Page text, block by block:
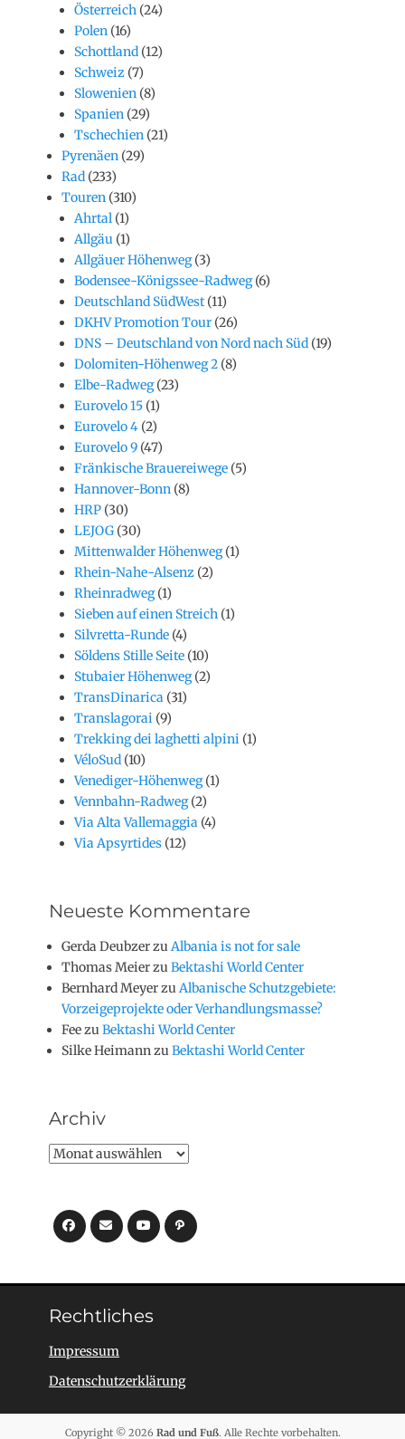
Österreich (24)
Polen (16)
Schottland (12)
Schweiz (7)
Slowenien (8)
Spanien (29)
Tschechien (21)
Pyrenäen (29)
Rad (233)
Touren (310)
Ahrtal (1)
Allgäu (1)
Allgäuer Höhenweg(3)
Bodensee-Königssee-Radweg(6)
Deutschland SüdWest(11)
DKHV Promotion Tour (26)
DNS – Deutschland von Nord nach Süd (19)
Dolomiten-Höhenweg 2 (8)
Elbe-Radweg(23)
Eurovelo 15 (1)
Eurovelo 4 (2)
Eurovelo 9 (47)
Fränkische Brauereiwege (5)
Hannover-Bonn (8)
HRP (30)
LEJOG (30)
Mittenwalder Höhenweg(1)
Rhein-Nahe-Alsenz (2)
Rheinradweg(1)
Sieben auf einen Streich (1)
Silvretta-Runde (4)
Söldens Stille Seite (10)
Stubaier Höhenweg(2)
TransDinarica (31)
Translagorai (9)
Trekking dei laghetti alpini (1)
VéloSud (10)
Venediger-Höhenweg(1)
Vennbahn-Radweg(2)
Via Alta Vallemaggia (4)
Via Apsyrtides (12)
Neueste Kommentare
Gerda DeubzerzuAlbania is not for sale
Thomas MeierzuBektashi World Center
Bernhard MeyerzuAlbanische Schutzgebiete:
Vorzeigeprojekte oder Verhandlungsmasse?
FeezuBektashi World Center
Silke HeimannzuBektashi World Center
Archiv
Archiv
Facebook
E-
Mail
YouTube
Pfad
Rechtliches
Impressum
Datenschutzerklärung
Copyright © 2026 Rad und Fuß. Alle Rechte vorbehalten.